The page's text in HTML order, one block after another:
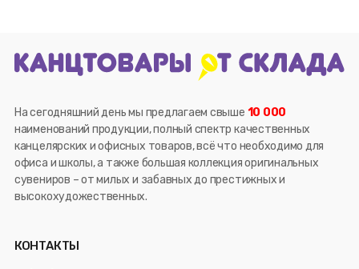
На сегодняшний день мы предлагаем свыше 10 000
наименований продукции, полный спектр качественных
канцелярских и офисных товаров, всё что необходимо для
офиса и школы, а также большая коллекция оригинальных
сувениров – от милых и забавных до престижных и
высокохудожественных.
КОНТАКТЫ